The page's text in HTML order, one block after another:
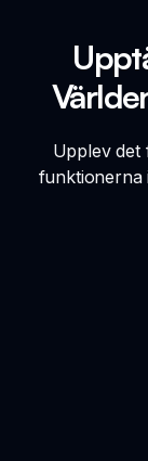
Upplev det
funktionerna